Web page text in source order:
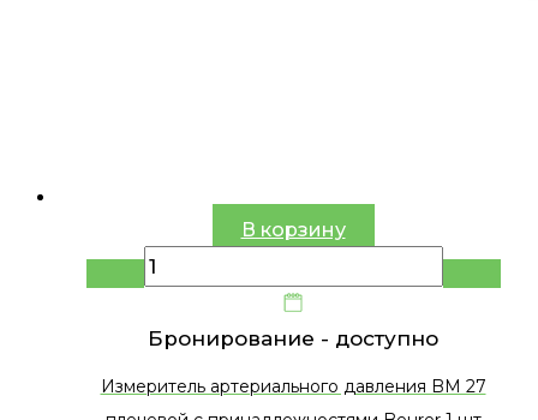
В корзину
Бронирование - доступно
Измеритель артериального давления BМ 27